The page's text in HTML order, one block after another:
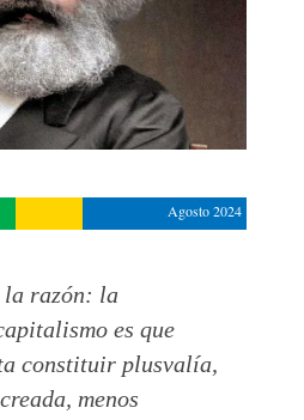
Agosto 2024
la razón: la
es que
constituir plusvalía,
menos